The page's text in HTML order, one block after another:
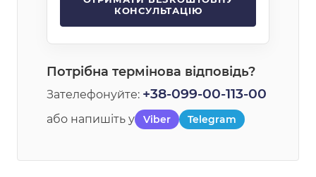
Потрібна термінова відповідь?
Зателефонуйте: +38-099-00-113-00
або напишіть у Viber Telegram